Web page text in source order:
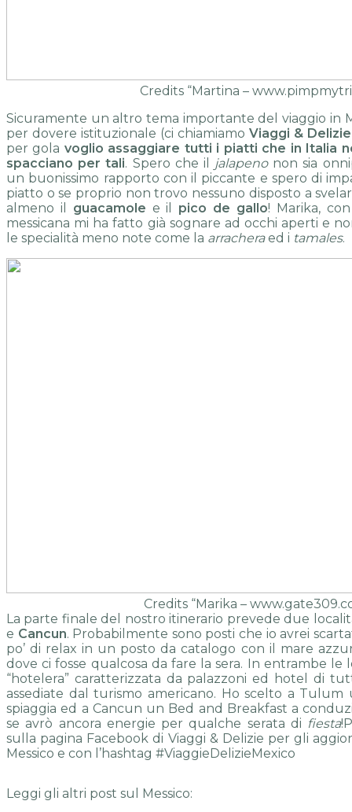
Credits “Martina –
Sicuramente un altro tema importante del viaggio in
per dovere istituzionale (ci chiamiamo Viaggi & Delizie
per gola voglio assaggiare tutti i piatti che in Italia
spacciano per tali. Spero che il jalapeno non sia
un buonissimo rapporto con il piccante e spero di
piatto o se proprio non trovo nessuno disposto a
almeno il guacamole e il pico de gallo! Marika,
messicana mi ha fatto già sognare ad occhi aperti e
le specialità meno note come la arracheraed i tamales.
Credits “Marika –
La parte finale del nostro itinerario prevede due
e Cancun. Probabilmente sono posti che io avrei
po’ di relax in un posto da catalogo con il mare
dove ci fosse qualcosa da fare la sera. In entrambe le
“hotelera” caratterizzata da palazzoni ed hotel di
assediate dal turismo americano. Ho scelto a Tulum
spiaggia ed a Cancun un Bed and Breakfast a
se avrò ancora energie per qualche serata di fiesta
sulla pagina Facebook di Viaggi & Delizie per gli
Messico e con l’hashtag #ViaggieDelizieMexico
Leggi gli altri post sul Messico: